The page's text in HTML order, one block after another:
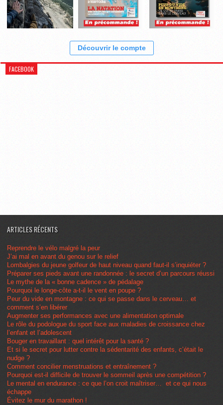
Découvrir le compte
FACEBOOK
ARTICLES RÉCENTS
Reprendre le vélo malgré la peur
J’ai mal en avant du genou sur le relief
Lombalgies du jeune golfeur de haut niveau quand faut-il s’inquiéter ?
Préparer ses pieds avant une randonnée : le secret d’un parcours réussi
Le mythe de la « bonne cadence » de pédalage
Pourquoi le longe-côte a-t-il le vent en poupe ?
Peur du vide en montagne : ce qui se passe dans le cerveau… et
comment s’en libérer
Augmenter ses performances avec une alimentation optimale
Le rôle du podologue du sport face aux maladies de croissance chez
l’enfant et l’adolescent
Bouger en travaillant : quel intérêt pour la santé ?
Et si le secret pour lutter contre la sédentarité des enfants, c’était le
nudge ?
Comment concilier menstruations et entraînement ?
Pourquoi est-il difficile de trouver le sommeil après une compétition ?
Le mental en endurance : ce que l’on croit maîtriser… et ce qui nous
échappe
Évitez le mur du marathon !